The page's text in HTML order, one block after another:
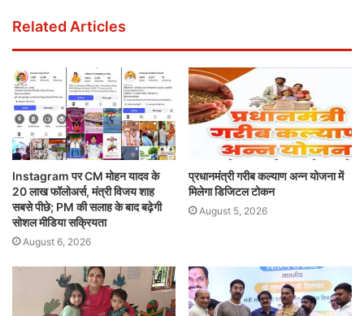
Related Articles
Instagram पर CM मोहन यादव के
20 लाख फॉलोअर्स, मंत्री विजय शाह
सबसे पीछे; PM की सलाह के बाद बढ़ेगी
सोशल मीडिया सक्रियता
August 6, 2026
प्रधानमंत्री गरीब कल्याण अन्न योजना में
मिलेगा डिजिटल टोकन
August 5, 2026